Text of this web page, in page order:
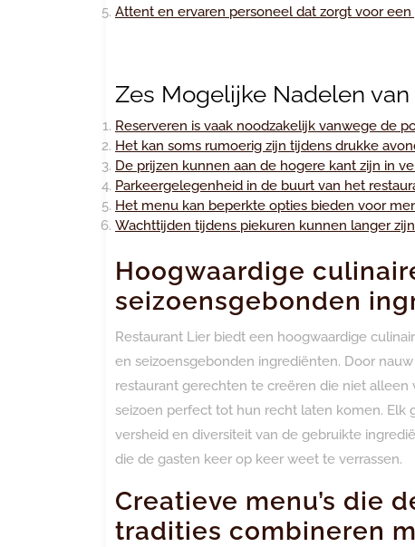
Attent en ervaren personeel dat zorgt voor
Zes Mogelijke Nadelen
Reserveren is vaak noodzakelijk vanwege de
Het kan soms rumoerig zijn tijdens drukke
De prijzen kunnen aan de hogere kant zijn in
Parkeergelegenheid in de buurt van het
Het menu kan beperkte opties bieden voor
Wachttijden tijdens piekuren kunnen langer
Hoogwaardige
seizoensgebonden
Restaurant Lier biedt een hoogwaardige
en seizoensgebonden ingrediënten. Door
restaurant gerechten te creëren die niet
seizoen perfect tot hun recht laten komen. Elk
versheid en diversiteit van de gebruikte
die de gasten keer op keer weet te verrassen.
Creatieve menu’s die
tradities combineren